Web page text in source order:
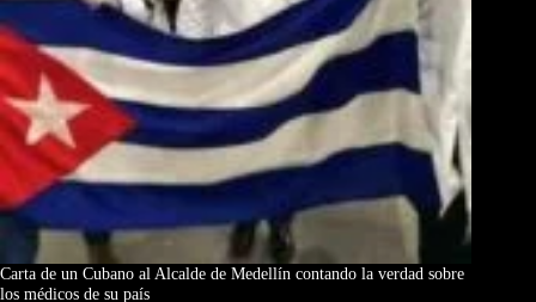
Carta de un Cubano al Alcalde de Medellín contando la verdad sobre
los médicos de su país